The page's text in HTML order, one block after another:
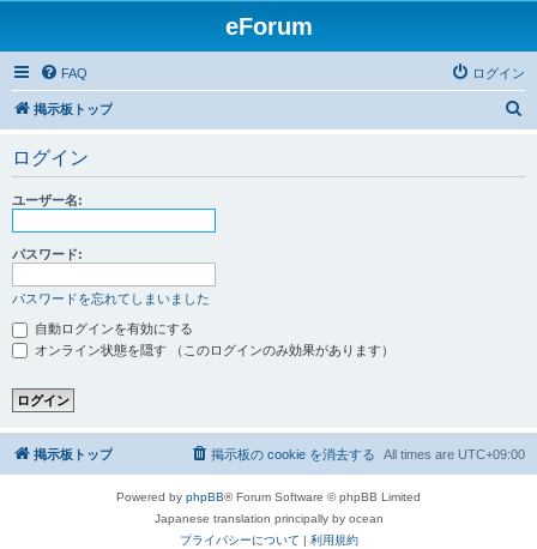
eForum
FAQ ログイン
掲示板トップ
ログイン
ユーザー名:
パスワード:
パスワードを忘れてしまいました
自動ログインを有効にする
オンライン状態を隠す （このログインのみ効果があります）
掲示板トップ All times are UTC+09:00
掲示板の cookie を消去する
Powered by phpBB® Forum Software © phpBB Limited
Japanese translation principally by ocean
プライバシーについて | 利用規約